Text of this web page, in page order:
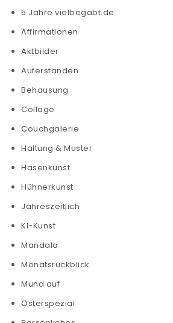
5 Jahre vielbegabt.de
Affirmationen
Aktbilder
Auferstanden
Behausung
Collage
Couchgalerie
Haltung & Muster
Hasenkunst
Hühnerkunst
Jahreszeitlich
KI-Kunst
Mandala
Monatsrückblick
Mund auf
Osterspezial